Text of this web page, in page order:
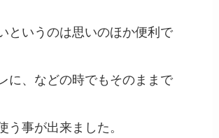
というのは思いのほか便利で
に、などの時でもそのままで
う事が出来ました。